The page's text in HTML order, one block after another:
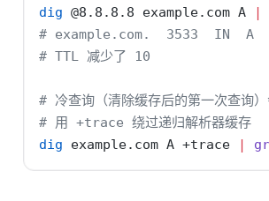
dig @8.8.8.8 example.com A |
# example.com.  3533  IN  A
# TTL 减少了 10
# 冷查询（清除缓存后的第一次查询
# 用 +trace 绕过递归解析器缓存
dig example.com A +trace |